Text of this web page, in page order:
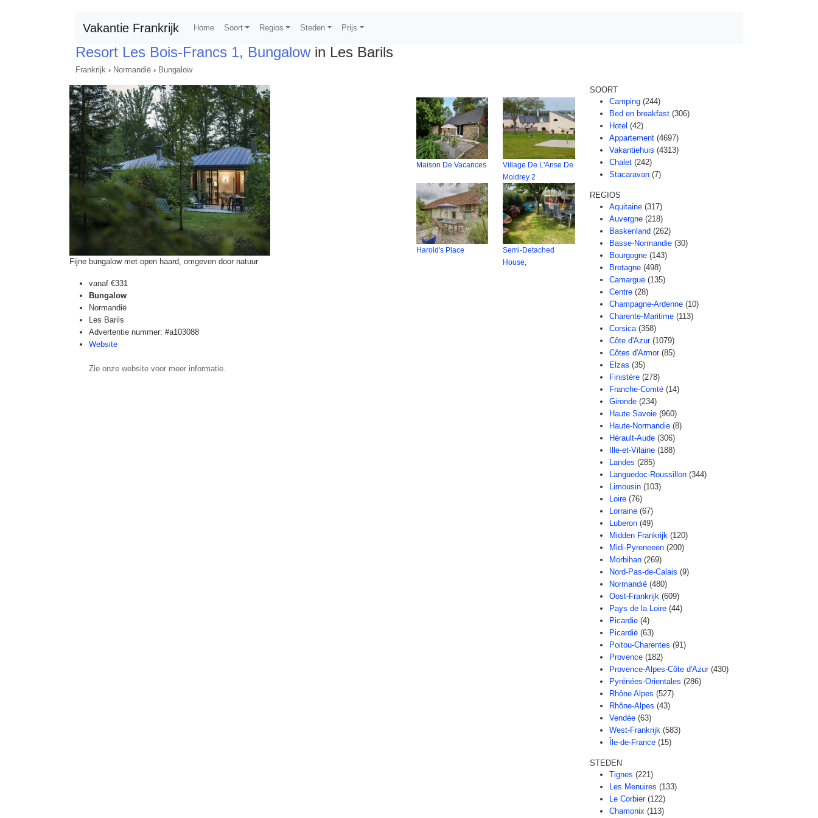
Vakantie Frankrijk Home Soort Regios Steden Prijs
Resort Les Bois-Francs 1, Bungalowin Les Barils
Frankrijk › Normandië › Bungalow
Fijne bungalow met open haard, omgeven door natuur
vanaf €331
Bungalow
Normandië
Les Barils
Advertentie nummer: #a103088
Website
Zie onze website voor meer informatie.
Maison De Vacances
Village De L'Anse De
Moidrey 2
Harold's Place
Semi-Detached
House,
SOORT
Camping (244)
Bed en breakfast (306)
Hotel (42)
Appartement (4697)
Vakantiehuis (4313)
Chalet (242)
Stacaravan (7)
REGIOS
Aquitaine (317)
Auvergne (218)
Baskenland (262)
Basse-Normandie (30)
Bourgogne (143)
Bretagne (498)
Camargue (135)
Centre (28)
Champagne-Ardenne (10)
Charente-Maritime (113)
Corsica (358)
Côte d'Azur (1079)
Côtes d'Armor (85)
Elzas (35)
Finistère (278)
Franche-Comté (14)
Gironde (234)
Haute Savoie (960)
Haute-Normandie (8)
Hérault-Aude (306)
Ille-et-Vilaine (188)
Landes (285)
Languedoc-Roussillon (344)
Limousin (103)
Loire (76)
Lorraine (67)
Luberon (49)
Midden Frankrijk (120)
Midi-Pyreneeën (200)
Morbihan (269)
Nord-Pas-de-Calais (9)
Normandië (480)
Oost-Frankrijk (609)
Pays de la Loire (44)
Picardie (4)
Picardië (63)
Poitou-Charentes (91)
Provence (182)
Provence-Alpes-Côte d'Azur (430)
Pyrénées-Orientales (286)
Rhône Alpes (527)
Rhône-Alpes (43)
Vendée (63)
West-Frankrijk (583)
Île-de-France (15)
STEDEN
Tignes (221)
Les Menuires (133)
Le Corbier (122)
Chamonix (113)